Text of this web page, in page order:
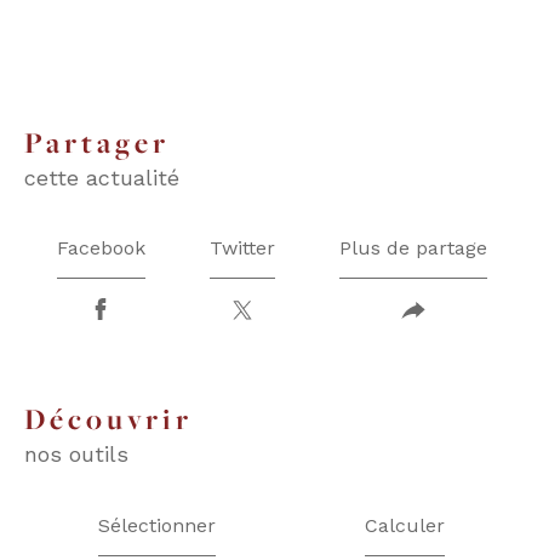
partager
cette actualité
Facebook Twitter Plus de partage
découvrir
nos outils
Sélectionner Calculer